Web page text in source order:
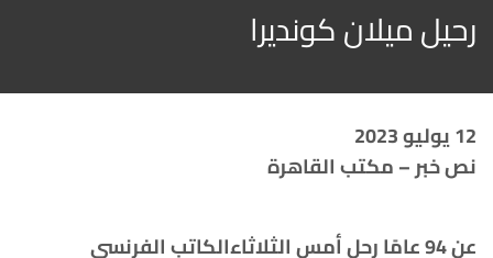
رحيل ميلان كونديرا
12 يوليو 2023
نص خبر – مكتب القاهرة
عن 94 عامًا رحل أمس الثلاثاءالكاتب الفرنسي